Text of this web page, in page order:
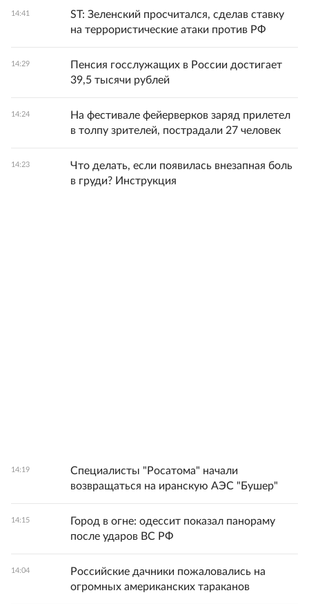
14:41
ST: Зеленский просчитался, сделав ставку
на террористические атаки против РФ
14:29
Пенсия госслужащих в России достигает
39,5 тысячи рублей
14:24
На фестивале фейерверков заряд прилетел
в толпу зрителей, пострадали 27 человек
14:23
Что делать, если появилась внезапная боль
в груди? Инструкция
14:19
Специалисты "Росатома" начали
возвращаться на иранскую АЭС "Бушер"
14:15
Город в огне: одессит показал панораму
после ударов ВС РФ
14:04
Российские дачники пожаловались на
огромных американских тараканов